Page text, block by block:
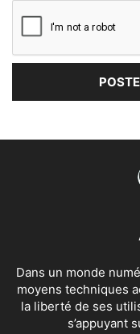
Dans un monde
moyens techniques
la liberté de ses
s’appuyant